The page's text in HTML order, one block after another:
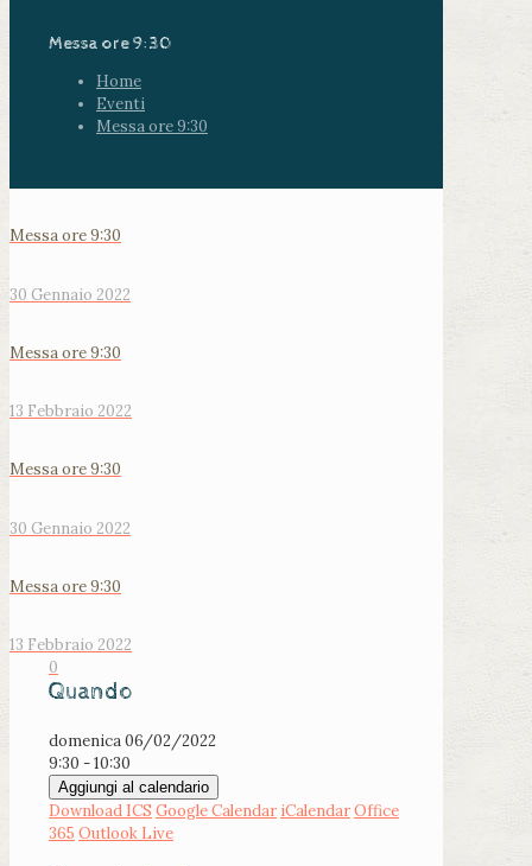
Messa ore 9:30
Home
Eventi
Messa ore 9:30
Messa ore 9:30
30 Gennaio 2022
Messa ore 9:30
13 Febbraio 2022
Messa ore 9:30
30 Gennaio 2022
Messa ore 9:30
13 Febbraio 2022
0
Quando
domenica 06/02/2022
9:30 - 10:30
Aggiungi al calendario
Download ICS Google Calendar iCalendarOffice
365 Outlook Live